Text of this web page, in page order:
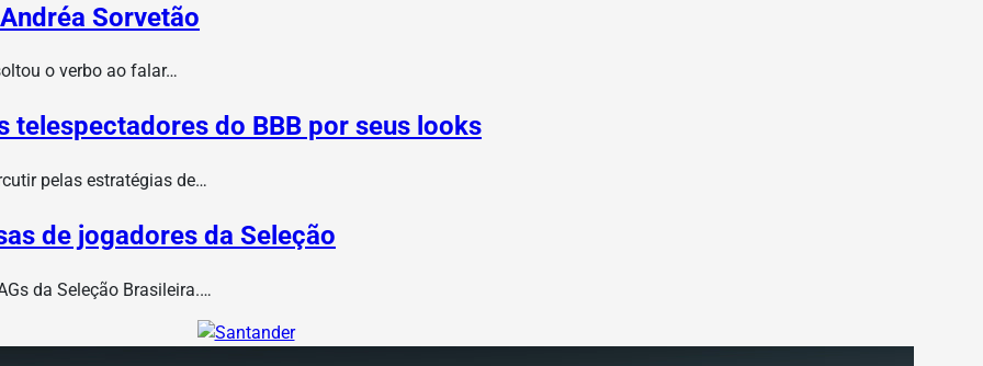
Sorvetão
o verbo ao falar…
telespectadores do BBB por seus looks
pelas estratégias de…
de jogadores da Seleção
da Seleção Brasileira.…